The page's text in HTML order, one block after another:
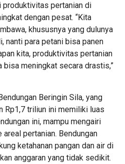
produktivitas pertanian di
dengan pesat. “Kita
khususnya yang dulunya
nanti para petani bisa panen
kita, produktivitas pertanian
bisa meningkat secara drastis,”
Beringin Sila, yang
Rp1,7 triliun ini memiliki luas
ini, mampu mengairi
pertanian. Bendungan
ketahanan pangan dan air di
anggaran yang tidak sedikit.